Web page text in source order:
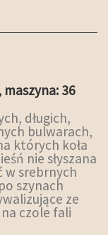
maszyna: 36
długich,
bulwarach,
których koła
nie słyszana
w srebrnych
szynach
ze
czole fali